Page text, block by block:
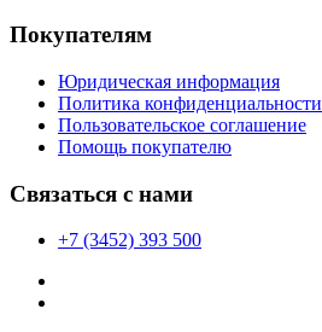
Покупателям
Юридическая информация
Политика конфиденциальности
Пользовательское соглашение
Помощь покупателю
Связаться с нами
+7 (3452) 393 500